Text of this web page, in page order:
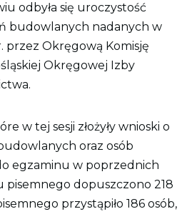
odbyła się uroczystość
budowlanych nadanych w
przez Okręgową Komisję
Okręgowej Izby
w tej sesji złożyły wnioski o
oraz osób
egzaminu w poprzednich
pisemnego dopuszczono 218
przystąpiło 186 osób,